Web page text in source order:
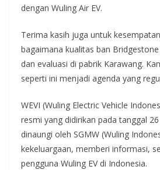
dengan Wuling Air EV.
Terima kasih juga untuk
bagaimana kualitas ban
dan evaluasi di pabrik Karawang.
seperti ini menjadi agenda yang
WEVI (Wuling Electric Vehicle
resmi yang didirikan pada tanggal
dinaungi oleh SGMW (Wuling
kekeluargaan, memberi informasi,
pengguna Wuling EV di Indonesia.